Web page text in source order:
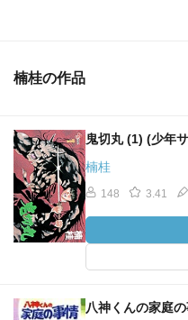
楠桂の作品
鬼切丸 (1) (少年
楠桂
148 3.41
八神くんの家庭